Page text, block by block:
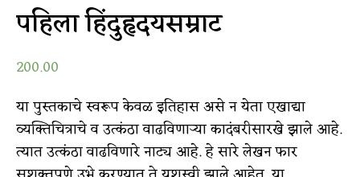
पहिला हिंदुहृदयसम्राट
200.00
या पुस्तकाचे स्वरूप केवळ इतिहास असे न येता एखाद्या
व्यक्तिचित्राचे व उत्कंठा वाढविणाऱ्या कादंबरीसारखे झाले आहे.
त्यात उत्कंठा वाढविणारे नाट्य आहे. हे सारे लेखन फार